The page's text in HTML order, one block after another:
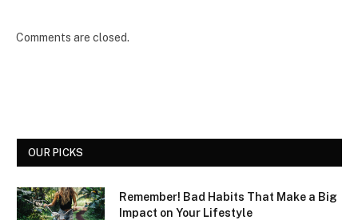
Comments are closed.
OUR PICKS
Remember! Bad Habits That Make a Big
Impact on Your Lifestyle